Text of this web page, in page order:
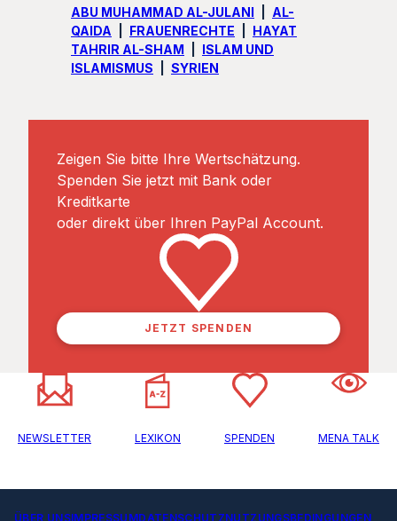
ABU MUHAMMAD AL-JULANI
AL-
QAIDA
FRAUENRECHTE
HAYAT
TAHRIR AL-SHAM
ISLAM UND
ISLAMISMUS
SYRIEN
Zeigen Sie bitte Ihre Wertschätzung.
Spenden Sie jetzt mit Bank oder
Kreditkarte
oder direkt über Ihren PayPal Account.
JETZT SPENDEN
NEWSLETTER LEXIKON SPENDEN MENA TALK
ÜBER UNSIMPRESSUMDATENSCHUTZNUTZUNGSBEDINGUNGEN